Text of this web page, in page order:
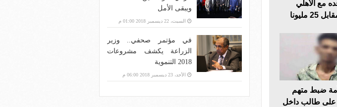
مع الأهلي
لـ2030 مقابل 25 مليونا
ضبط متهم
على طالب داخل
ويبقى الأمل
السبت، 22 ديسمبر 2018 01:00 م
في مؤتمر صحفي.. وزير
الزراعة يكشف مشروعات
2018 التنموية
الأحد، 23 ديسمبر 2018 06:00 م